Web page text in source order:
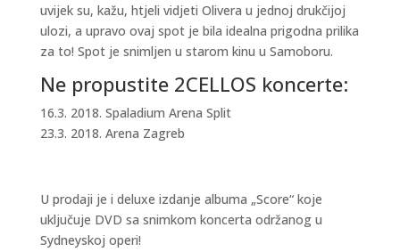
uvijek su, kažu, htjeli vidjeti Olivera u jednoj drukčijoj
ulozi, a upravo ovaj spot je bila idealna prigodna prilika
za to! Spot je snimljen u starom kinu u Samoboru.
Ne propustite 2CELLOS koncerte:
16.3. 2018. Spaladium Arena Split
23.3. 2018. Arena Zagreb
U prodaji je i deluxe izdanje albuma „Score“ koje
uključuje DVD sa snimkom koncerta održanog u
Sydneyskoj operi!